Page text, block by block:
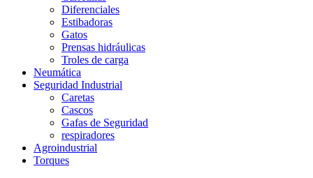
Diferenciales
Estibadoras
Gatos
Prensas hidráulicas
Troles de carga
Neumática
Seguridad Industrial
Caretas
Cascos
Gafas de Seguridad
respiradores
Agroindustrial
Torques